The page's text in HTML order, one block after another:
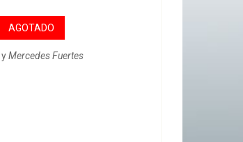
AGOTADO
yMercedes Fuertes